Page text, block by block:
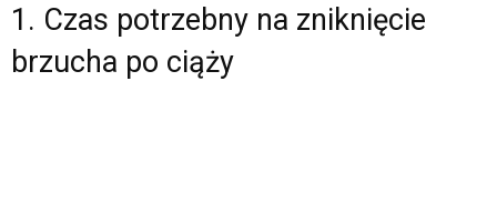
1. Czas potrzebny na zniknięcie
brzucha po ciąży